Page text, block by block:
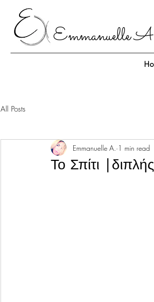
Emmanuelle
All Posts
Το Σπίτι
Emmanuelle A. 1 min read